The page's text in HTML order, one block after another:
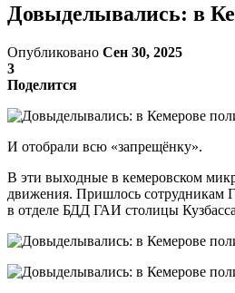
Довыделывались: в
Опубликовано Сен 30, 2025
3
Поделится
И отобрали всю «запрещёнку».
В эти выходные в кемеровском
движения. Пришлось сотрудникам
в отделе БДД ГАИ столицы